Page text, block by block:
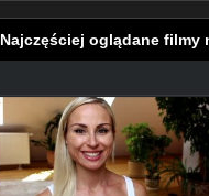
Najczęściej oglądane filmy